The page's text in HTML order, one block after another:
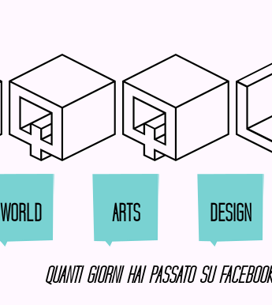
WORLD ARTS DESIGN
QUANTI GIORNI HAI PASSATO SU